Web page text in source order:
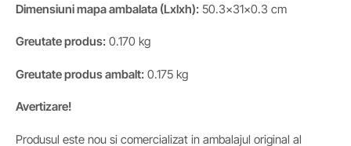
Dimensiuni mapa ambalata (Lxlxh): 50.3x31x0.3 cm
Greutate produs: 0.170 kg
Greutate produs ambalt: 0.175 kg
Avertizare!
Produsul este nou si comercializat in ambalajul original al